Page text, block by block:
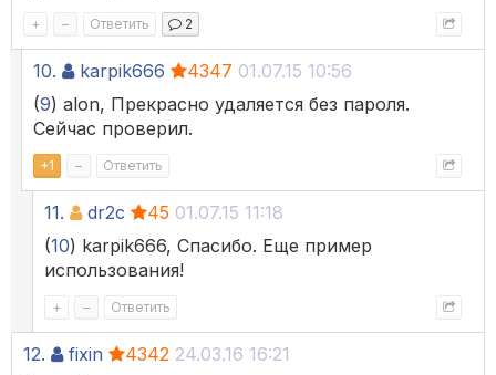
+ – Ответить 2
10. karpik666 4347 01.07.15 10:56
(9) alon, Прекрасно удаляется без пароля.
Сейчас проверил.
+1 – Ответить
11. dr2c 45 01.07.15 11:18
(10) karpik666, Спасибо. Еще пример
использования!
+ – Ответить
12. fixin 4342 24.03.16 16:21